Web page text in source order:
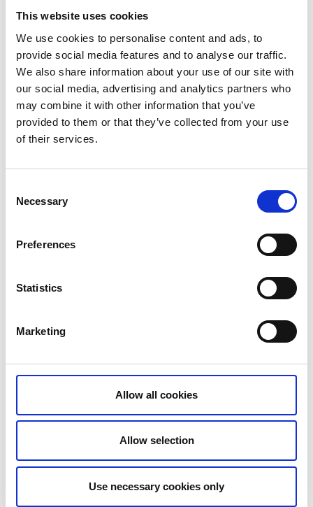
This website uses cookies
We use cookies to personalise content and ads, to
provide social media features and to analyse our traffic.
We also share information about your use of our site with
our social media, advertising and analytics partners who
may combine it with other information that you’ve
provided to them or that they’ve collected from your use
of their services.
Selection
Necessary
Preferences
Statistics
Marketing
Allow all cookies
Allow selection
Use necessary cookies only
För aktuella öppettider, se